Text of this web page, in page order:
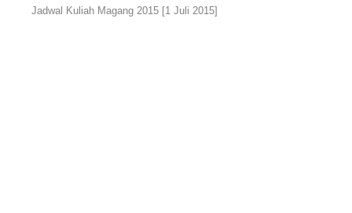
Jadwal Kuliah Magang 2015 [1 Juli 2015]